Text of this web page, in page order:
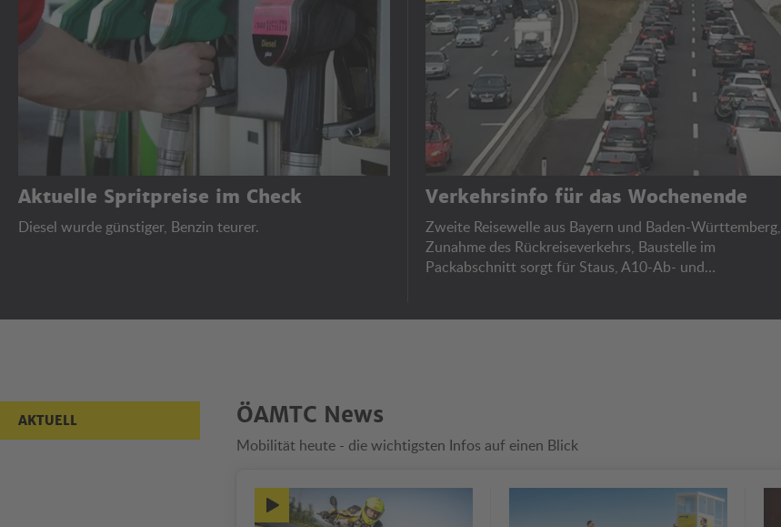
Aktuelle Spritpreise im Check
Diesel wurde günstiger, Benzin teurer.
Verkehrsinfo für das Wochenende
Zweite Reisewelle aus Bayern und Baden-Württemberg,
Zunahme des Rückreiseverkehrs, Baustelle im
Packabschnitt sorgt für Staus, A10-Ab- und
AKTUELL Aktuell
ÖAMTC News
Mobilität heute - die wichtigsten Infos auf einen Blick